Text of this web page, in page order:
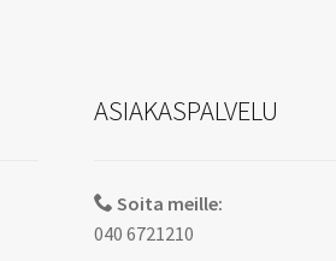
ASIAKASPALVELU
Soita meille:
040 6721210